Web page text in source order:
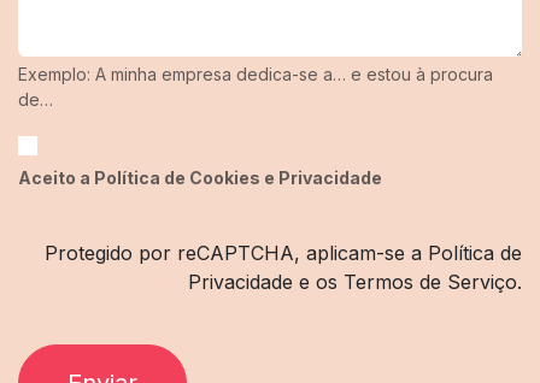
Exemplo: A minha empresa dedica-se a… e estou à procura
de…
Aceito a Política de Cookies e Privacidade​
Protegido por reCAPTCHA, aplicam-se a Política de
Privacidade e os Termos de Serviço.